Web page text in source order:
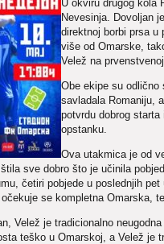
U okviru drugog kola
Nevesinja. Dovoljan
direktnoj borbi prsa u
više od Omarske,
Velež na prvenstvenoj
Obe ekipe su
savladala Romaniju,
potvrdu dobrog
opstanku.
Ova utakmica je od
sve dobro što je učinila
četiri pobjede u poslednjih
se kompletna Omarska,
Velež je tradicionalno
teško u Omarskoj, a Velež je